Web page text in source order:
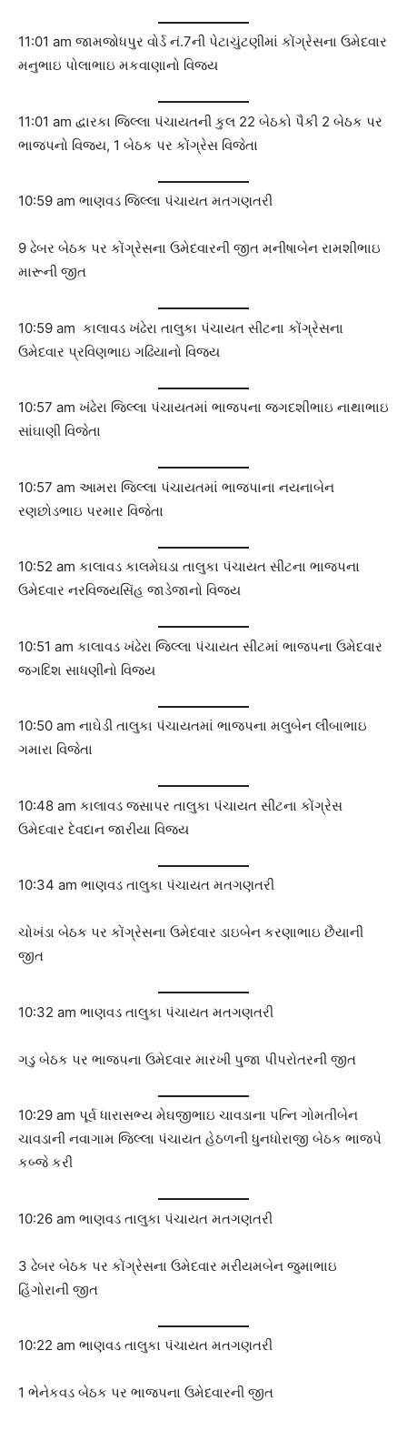
11:01 am જામજોધપુર વોર્ડ નં.7ની પેટાચુંટણીમાં કોંગ્રેસના ઉમેદવાર
મનુભાઇ પોલાભાઇ મકવાણાનો વિજય
11:01 am દ્વારકા જિલ્લા પંચાયતની કુલ 22 બેઠકો પૈકી 2 બેઠક પર
ભાજપનો વિજય, 1 બેઠક પર કોંગ્રેસ વિજેતા
10:59 am ભાણવડ જિલ્લા પંચાયત મતગણતરી
9 ઢેબર બેઠક પર કોંગ્રેસના ઉમેદવારની જીત મનીષાબેન રામશીભાઇ
મારૂની જીત
10:59 am કાલાવડ ખંઢેરા તાલુકા પંચાયત સીટના કોંગ્રેસના
ઉમેદવાર પ્રવિણભાઇ ગઢિયાનો વિજય
10:57 am ખંઢેરા જિલ્લા પંચાયતમાં ભાજપના જગદશીભાઇ નાથાભાઇ
સાંઘાણી વિજેતા
10:57 am આમરા જિલ્લા પંચાયતમાં ભાજપાના નયનાબેન
રણછોડભાઇ પરમાર વિજેતા
10:52 am કાલાવડ કાલમેઘડા તાલુકા પંચાયત સીટના ભાજપના
ઉમેદવાર નરવિજયસિંહ જાડેજાનો વિજય
10:51 am કાલાવડ ખંઢેરા જિલ્લા પંચાયત સીટમાં ભાજપના ઉમેદવાર
જગદિશ સાધણીનો વિજય
10:50 am નાઘેડી તાલુકા પંચાયતમાં ભાજપના મલુબેન લીંબાભાઇ
ગમારા વિજેતા
10:48 am કાલાવડ જસાપર તાલુકા પંચાયત સીટના કોંગ્રેસ
ઉમેદવાર દેવદાન જારીયા વિજય
10:34 am ભાણવડ તાલુકા પંચાયત મતગણતરી
ચોખંડા બેઠક પર કોંગ્રેસના ઉમેદવાર ડાઇબેન કરણાભાઇ છૈયાની
જીત
10:32 am ભાણવડ તાલુકા પંચાયત મતગણતરી
ગડુ બેઠક પર ભાજપના ઉમેદવાર મારખી પુજા પીપરોતરની જીત
10:29 am પૂર્વ ધારાસભ્ય મેઘજીભાઇ ચાવડાના પત્નિ ગોમતીબેન
ચાવડાની નવાગામ જિલ્લા પંચાયત હેઠળની ધુનધોરાજી બેઠક ભાજપે
કબ્જે કરી
10:26 am ભાણવડ તાલુકા પંચાયત મતગણતરી
3 ઢેબર બેઠક પર કોંગ્રેસના ઉમેદવાર મરીયમબેન જુમાભાઇ
હિંગોરાની જીત
10:22 am ભાણવડ તાલુકા પંચાયત મતગણતરી
1 ભેનેકવડ બેઠક પર ભાજપના ઉમેદવારની જીત